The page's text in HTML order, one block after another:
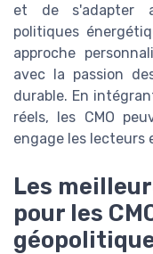
et de s'adapter
politiques
approche
avec la passion
durable. En
réels, les CMO
engage les lecteurs
Les
pour les